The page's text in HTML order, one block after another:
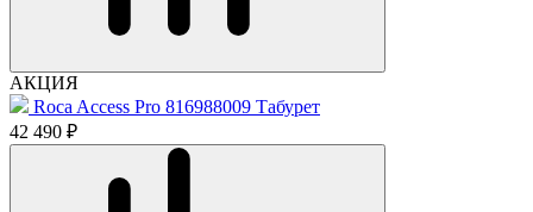
АКЦИЯ
Roca Access Pro 816988009 Табурет
42 490 ₽